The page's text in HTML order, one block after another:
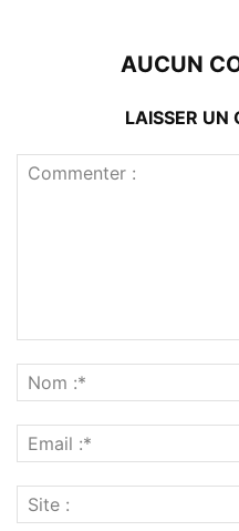
AUCUN
LAISSER UN